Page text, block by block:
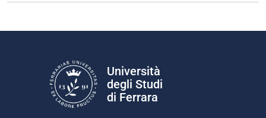
Università
degli Studi
di Ferrara